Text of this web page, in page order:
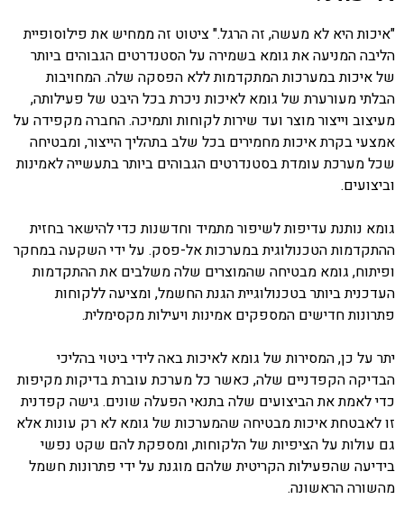
"איכות היא לא מעשה, זה הרגל." ציטוט זה ממחיש את פילוסופיית
הליבה המניעה את גומא בשמירה על הסטנדרטים הגבוהים ביותר
של איכות במערכות המתקדמות ללא הפסקה שלה. המחויבות
הבלתי מעורערת של גומא לאיכות ניכרת בכל היבט של פעילותה,
מעיצוב וייצור מוצר ועד שירות לקוחות ותמיכה. החברה מקפידה על
אמצעי בקרת איכות מחמירים בכל שלב בתהליך הייצור, ומבטיחה
שכל מערכת עומדת בסטנדרטים הגבוהים ביותר בתעשייה לאמינות
וביצועים.
גומא נותנת עדיפות לשיפור מתמיד וחדשנות כדי להישאר בחזית
ההתקדמות הטכנולוגית במערכות אל-פסק. על ידי השקעה במחקר
ופיתוח, גומא מבטיחה שהמוצרים שלה משלבים את ההתקדמות
העדכנית ביותר בטכנולוגיית הגנת החשמל, ומציעה ללקוחות
פתרונות חדישים המספקים אמינות ויעילות מקסימלית.
יתר על כן, המסירות של גומא לאיכות באה לידי ביטוי בהליכי
הבדיקה הקפדניים שלה, כאשר כל מערכת עוברת בדיקות מקיפות
כדי לאמת את הביצועים שלה בתנאי הפעלה שונים. גישה קפדנית
זו לאבטחת איכות מבטיחה שהמערכות של גומא לא רק עונות אלא
גם עולות על הציפיות של הלקוחות, ומספקת להם שקט נפשי
בידיעה שהפעילות הקריטית שלהם מוגנת על ידי פתרונות חשמל
מהשורה הראשונה.